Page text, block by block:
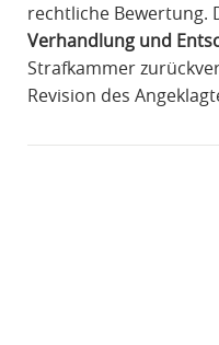
rechtliche Bewertung.
Verhandlung und
Strafkammer
Revision des